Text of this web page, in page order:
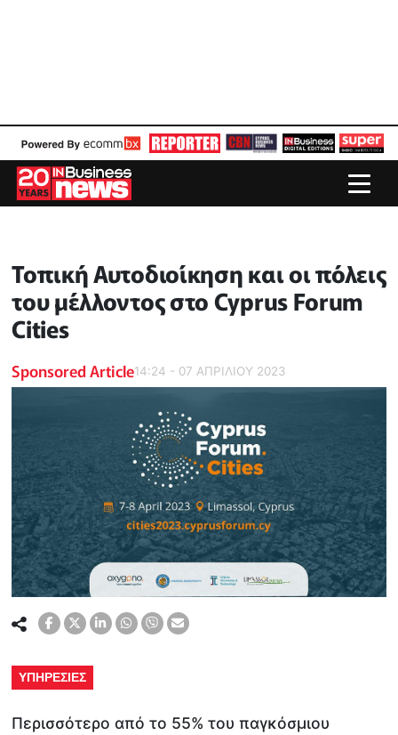
Τοπική Αυτοδιοίκηση και οι πόλεις
του μέλλοντος στο Cyprus Forum
Cities
Sponsored Article14:24 - 07 ΑΠΡΙΛΙΟΥ 2023
ΥΠΗΡΕΣΙΕΣ
Περισσότερο από το 55% του παγκόσμιου